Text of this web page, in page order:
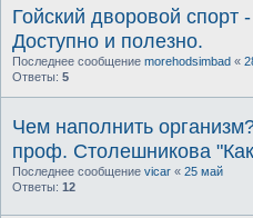
Гойский дворовой спорт
Доступно и полезно.
Последнее сообщение morehodsimbad «
Ответы: 5
Чем наполнить
проф. Столешникова
Последнее сообщение vicar « 25 май
Ответы: 12